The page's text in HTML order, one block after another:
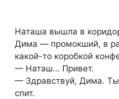
Наташа вышла в
Дима — промокший, в
какой-то коробкой
— Наташ… Привет.
— Здравствуй, Дима.
спит.